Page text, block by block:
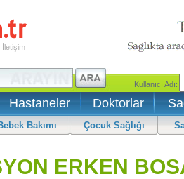
İletişim
Hastaneler Doktorlar
Bakımı Çocuk Sağlığı
ERKEN